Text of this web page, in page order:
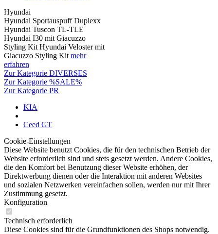
Hyundai
Hyundai Sportauspuff Duplexx
Hyundai Tuscon TL-TLE
Hyundai I30 mit Giacuzzo
Styling Kit Hyundai Veloster mit
Giacuzzo Styling Kit mehr
erfahren
Zur Kategorie DIVERSES
Zur Kategorie %SALE%
Zur Kategorie PR
KIA
Ceed GT
Cookie-Einstellungen
Diese Website benutzt Cookies, die für den technischen Betrieb der
Website erforderlich sind und stets gesetzt werden. Andere Cookies,
die den Komfort bei Benutzung dieser Website erhöhen, der
Direktwerbung dienen oder die Interaktion mit anderen Websites
und sozialen Netzwerken vereinfachen sollen, werden nur mit Ihrer
Zustimmung gesetzt.
Konfiguration
Technisch erforderlich
Diese Cookies sind für die Grundfunktionen des Shops notwendig.